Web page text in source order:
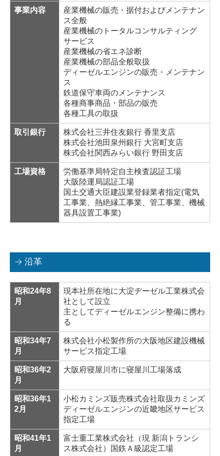
事業内容
産業機械の販売・据付およびメンテナン
ス全般
産業機械のトータルコンサルティング
サービス
産業機械の省エネ診断
産業機械の部品全般取扱
ディーゼルエンジンの販売・メンテナン
ス
鉄道保守車両のメンテナンス
各種商事商品・部品の販売
各種工具の取扱
取引銀行
株式会社三井住友銀行 香里支店
株式会社池田泉州銀行 大宮町支店
株式会社関西みらい銀行 野田支店
工場資格
労働基準局特定自主検査認証工場
大阪陸運局認証工場
国土交通大臣建設業登録業者指定(電気
工事業、熱絶縁工事業、管工事業、機械
器具設置工事業)
沿革
昭和24年8
月
現本社所在地に大淀ヂーゼル工業株式会
社として設立
主としてディーゼルエンジン整備に携わ
る
昭和34年7
月
株式会社小松製作所の大阪地区建設機械
サービス指定工場
昭和36年2
月
大阪府寝屋川市に寝屋川工場落成
昭和36年1
2月
小松カミンズ販売株式会社取扱カミンズ
ディーゼルエンジンの近畿地区サービス
指定工場
昭和41年1
月
富士重工業株式会社（現 新潟トランシ
ス株式会社）国鉄Ａ級認定工場